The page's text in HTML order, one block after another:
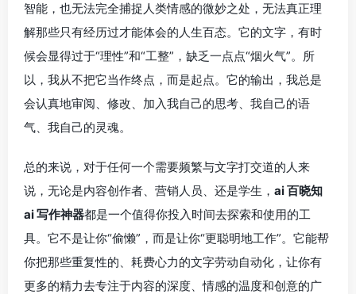
智能，也无法完全捕捉人类情感的微妙之处，无法真正理
解那些只有经历过才能体会的人生百态。它的文字，有时
候会显得过于“理性”和“工整”，缺乏一点点“烟火气”。所
以，我从不把它当作终点，而是起点。它的输出，我总是
会认真地审阅、修改、加入我自己的思考、我自己的语
气、我自己的灵魂。
总的来说，对于任何一个需要频繁与文字打交道的人来
说，无论是内容创作者、营销人员、还是学生， ai 百晓知
ai 写作神器都是一个值得你投入时间去探索和使用的工
具。它不是让你“偷懒”，而是让你“更聪明地工作”。它能帮
你把那些重复性的、耗费心力的文字劳动自动化，让你有
更多的精力去专注于内容的深度、情感的温度和创意的广